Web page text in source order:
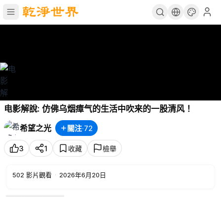
电影解說: 仿佛乌烟瘴气的生活中吹来的一股清风！
希望之光
關注·72
3 1 收藏 檢舉
502 影片觀看 · 2026年6月20日